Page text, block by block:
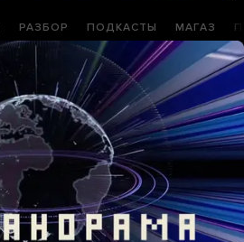
РАЗБОР ПОДКАСТЫ МАГАЗ